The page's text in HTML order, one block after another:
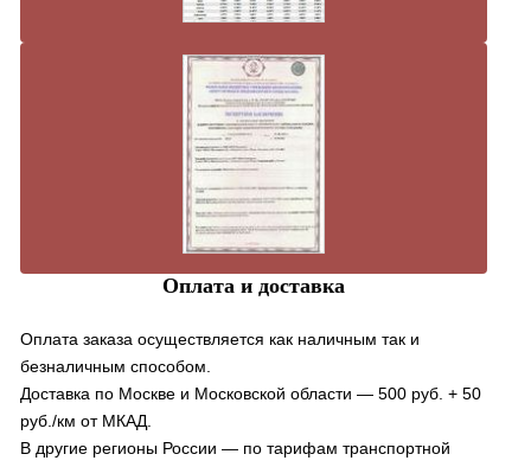
Оплата и доставка
Оплата заказа осуществляется как наличным так и
безналичным способом.
Доставка по Москве и Московской области — 500 руб. + 50
руб./км от МКАД.
В другие регионы России — по тарифам транспортной